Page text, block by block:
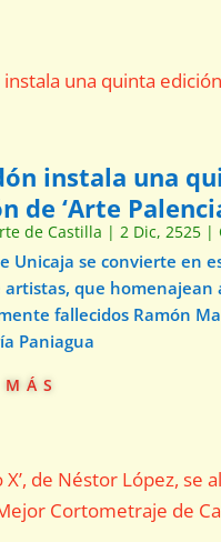
instala una
de ‘Arte
de Castilla | 2 Dic, 2525|
Unicaja se convierte en
artistas, que homenajean
fallecidos Ramón
Paniagua